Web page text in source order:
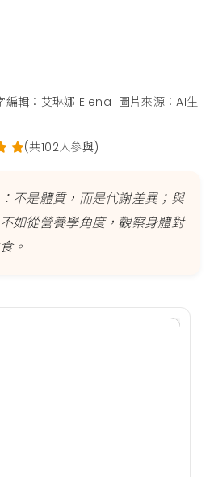
編輯：艾琳娜 Elena 圖片來源：AI生
(共102人參與)
不是體質，而是代謝差異；與
如從營養學角度，觀察身體對
。